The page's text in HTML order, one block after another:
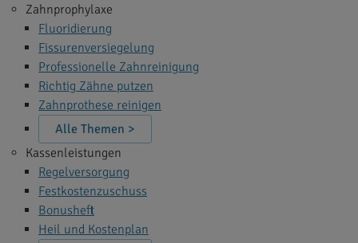
Zahnprophylaxe
Fluoridierung
Fissurenversiegelung
Professionelle Zahnreinigung
Richtig Zähne putzen
Zahnprothese reinigen
Alle Themen >
Kassenleistungen
Regelversorgung
Festkostenzuschuss
Bonusheft
Heil und Kostenplan